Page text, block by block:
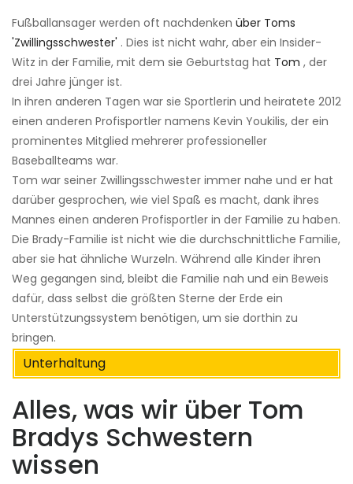
Fußballansager werden oft nachdenken über Toms
'Zwillingsschwester' . Dies ist nicht wahr, aber ein Insider-
Witz in der Familie, mit dem sie Geburtstag hat Tom , der
drei Jahre jünger ist.
In ihren anderen Tagen war sie Sportlerin und heiratete 2012
einen anderen Profisportler namens Kevin Youkilis, der ein
prominentes Mitglied mehrerer professioneller
Baseballteams war.
Tom war seiner Zwillingsschwester immer nahe und er hat
darüber gesprochen, wie viel Spaß es macht, dank ihres
Mannes einen anderen Profisportler in der Familie zu haben.
Die Brady-Familie ist nicht wie die durchschnittliche Familie,
aber sie hat ähnliche Wurzeln. Während alle Kinder ihren
Weg gegangen sind, bleibt die Familie nah und ein Beweis
dafür, dass selbst die größten Sterne der Erde ein
Unterstützungssystem benötigen, um sie dorthin zu
bringen.
Unterhaltung
Alles, was wir über Tom
Bradys Schwestern
wissen